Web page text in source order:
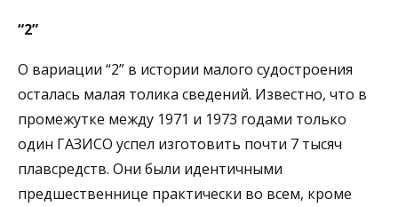
“2”
О вариации “2” в истории малого судостроения
осталась малая толика сведений. Известно, что в
промежутке между 1971 и 1973 годами только
один ГАЗИСО успел изготовить почти 7 тысяч
плавсредств. Они были идентичными
предшественнице практически во всем, кроме